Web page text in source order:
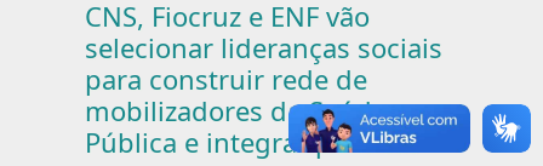
CNS, Fiocruz e ENF vão
selecionar lideranças sociais
para construir rede de
mobilizadores da Saúde
Pública e integrar políticas